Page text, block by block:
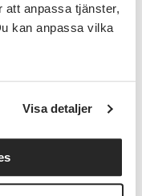
att anpassa tjänster,
kan anpassa vilka
Visa detaljer
för dig som är
mjölksyrade
länder?
för
lite på våren.